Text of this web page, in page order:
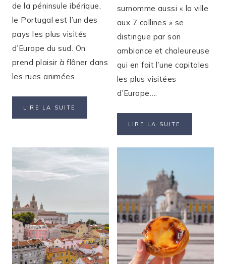
de la péninsule ibérique,
le Portugal est l’un des
pays les plus visités
d’Europe du sud. On
prend plaisir à flâner dans
les rues animées…
LIRE LA SUITE
10
JOURS
LISBONNE,
ALENTOURS
surnomme aussi « la ville
aux 7 collines » se
distingue par son
ambiance et chaleureuse
qui en fait l’une capitales
les plus visitées
d’Europe….
LIRE LA SUITE